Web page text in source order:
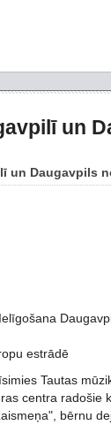
un
un Daugavpils
estrādē
Tautas
centra radošie
bērnu